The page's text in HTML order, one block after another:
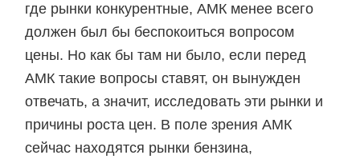
где рынки конкурентные, АМК менее всего
должен был бы беспокоиться вопросом
цены. Но как бы там ни было, если перед
АМК такие вопросы ставят, он вынужден
отвечать, а значит, исследовать эти рынки и
причины роста цен. В поле зрения АМК
сейчас находятся рынки бензина,